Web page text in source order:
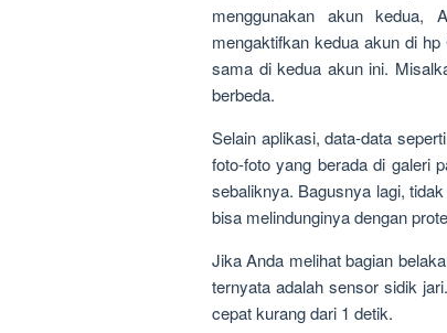
menggunakan akun kedua,
mengaktifkan kedua akun di
sama di kedua akun ini.
berbeda.
Selain aplikasi, data-data
foto-foto yang berada di galeri
sebaliknya. Bagusnya lagi,
bisa melindunginya dengan
Jika Anda melihat bagian
ternyata adalah sensor sidik
cepat kurang dari 1 detik.